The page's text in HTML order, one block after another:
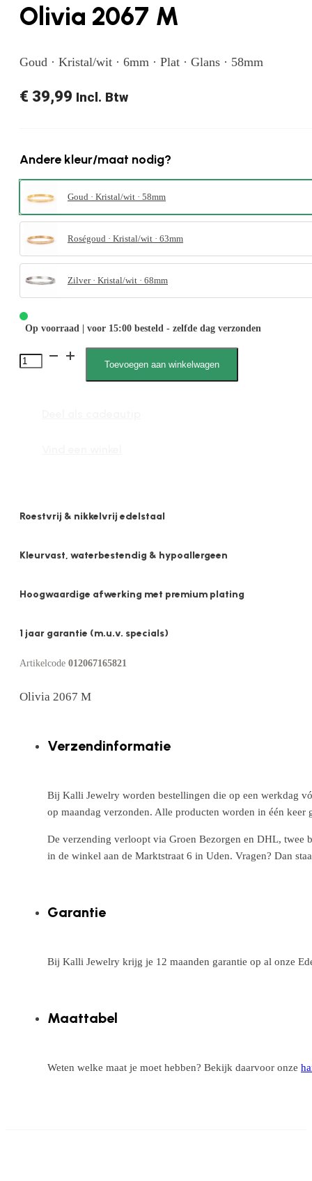
Olivia 2067 M
Goud · Kristal/wit · 6mm · Plat · Glans · 58mm
€ 39,99 Incl. Btw
Andere kleur/maat nodig?
Goud · Kristal/wit · 58mm
Roségoud · Kristal/wit · 63mm
Zilver · Kristal/wit · 68mm
Op voorraad | voor 15:00 besteld - zelfde dag verzonden
Olivia
Toevoegen aan winkelwagen
Roestvrij & nikkelvrij edelstaal
Kleurvast, waterbestendig & hypoallergeen
Hoogwaardige afwerking met premium plating
1 jaar garantie (m.u.v. specials)
Artikelcode 012067165821
Olivia 2067 M
Verzendinformatie
Bij Kalli Jewelry worden bestellingen die op een werkdag
op maandag verzonden. Alle producten worden in één
De verzending verloopt via Groen Bezorgen en DHL, twee
in de winkel aan de Marktstraat 6 in Uden. Vragen? Dan
Garantie
Bij Kalli Jewelry krijg je 12 maanden garantie op al onze
Maattabel
Weten welke maat je moet hebben? Bekijk daarvoor onze